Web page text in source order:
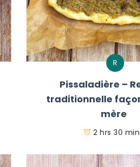
R
Pissaladière –
traditionnelle
mère
2 hrs 30